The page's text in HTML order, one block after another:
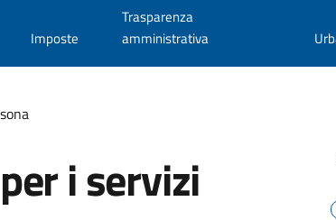
Imposte
Trasparenza
amministrativa
i servizi